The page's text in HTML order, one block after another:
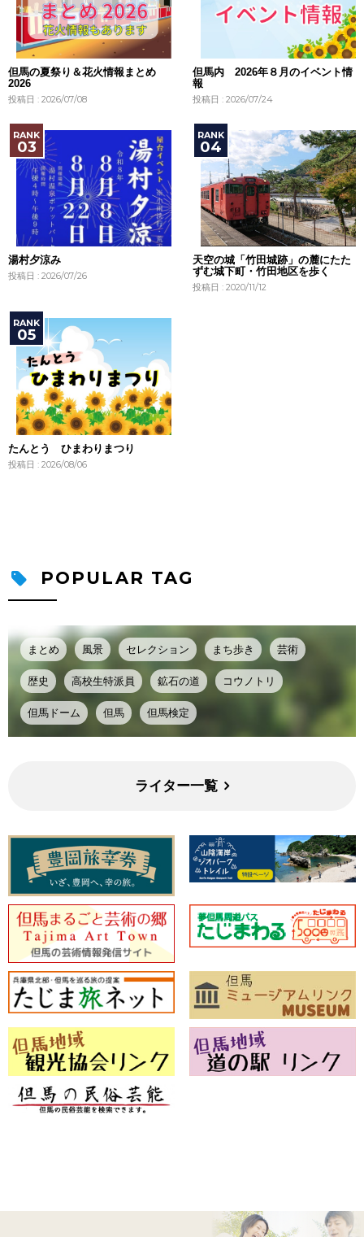
但馬の夏祭り＆花火情報まとめ
2026
投稿日 : 2026/07/08
但馬内 2026年８月のイベント情
報
投稿日 : 2026/07/24
湯村夕涼み
投稿日 : 2026/07/26
天空の城「竹田城跡」の麓にたた
ずむ城下町・竹田地区を歩く
投稿日 : 2020/11/12
たんとう ひまわりまつり
投稿日 : 2026/08/06
POPULAR TAG
まとめ 風景 セレクション まち歩き 芸術
歴史 高校生特派員 鉱石の道 コウノトリ
但馬ドーム 但馬 但馬検定
ライター一覧